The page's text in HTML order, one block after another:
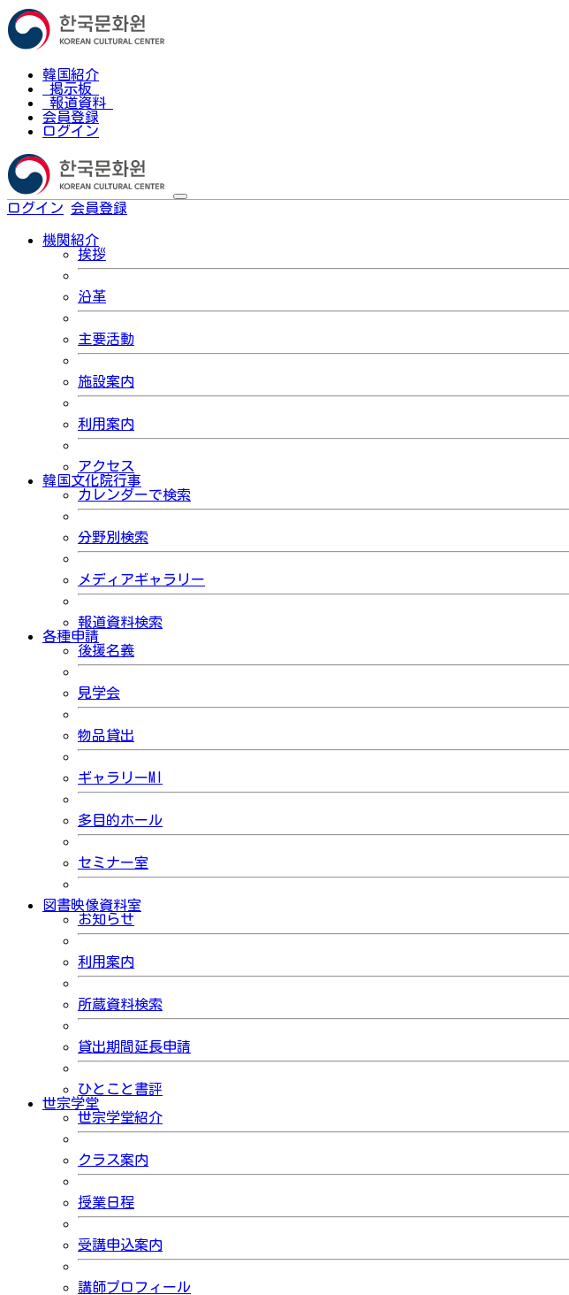
韓国紹介
掲示板
報道資料
会員登録
ログイン
ログイン 会員登録
機関紹介
挨拶
沿革
主要活動
施設案内
利用案内
アクセス
韓国文化院行事
カレンダーで検索
分野別検索
メディアギャラリー
報道資料検索
各種申請
後援名義
見学会
物品貸出
ギャラリーMI
多目的ホール
セミナー室
図書映像資料室
お知らせ
利用案内
所蔵資料検索
貸出期間延長申請
ひとこと書評
世宗学堂
世宗学堂紹介
クラス案内
授業日程
受講申込案内
講師プロフィール